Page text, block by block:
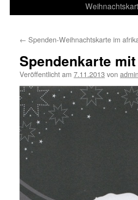
← Spenden-Weihnachtskarte im
Spendenkarte
Veröffentlicht am 7.11.2013 von admin